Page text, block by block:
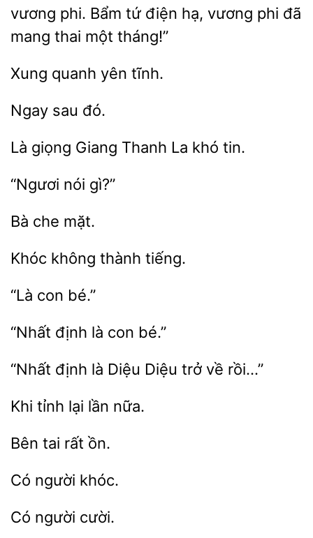
vương
Bẩm tứ
hạ, vương phi đã
mang thai một tháng!”
yên
Là Giang Thanh La
Khóc
định bé.”
là Diệu Diệu trở rồi…”
Khi nữa.
tai